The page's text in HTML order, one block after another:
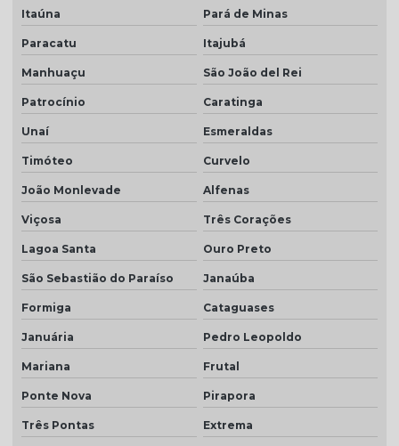
Telha transparente americana quanto custa
Telhas ceramica porcelanato
Telhas coloniais cores
Telhas dupla face
Telhas dupla face branca
Telhas rústicas
Valor da telha americana esmaltada
Itaúna Pará de Minas
Paracatu Itajubá
Manhuaçu São João del Rei
Patrocínio Caratinga
Unaí Esmeraldas
Timóteo Curvelo
João Monlevade Alfenas
Viçosa Três Corações
Lagoa Santa Ouro Preto
São Sebastião do Paraíso Janaúba
Formiga Cataguases
Januária Pedro Leopoldo
Mariana Frutal
Ponte Nova Pirapora
Três Pontas Extrema